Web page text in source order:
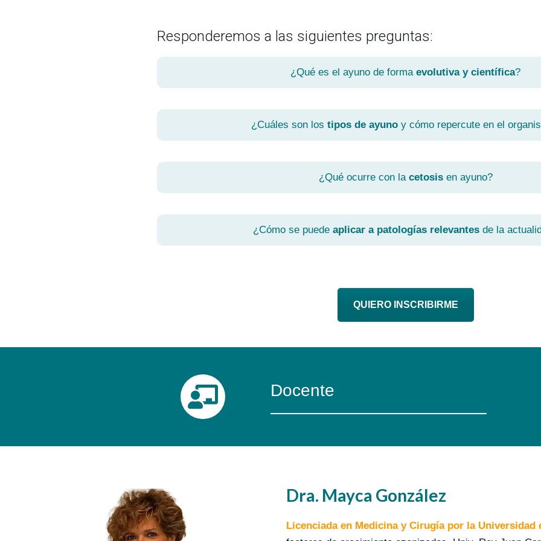
Responderemos a las siguientes preguntas:
¿Qué es el ayuno de formaevolutiva y científica?
¿Cuáles son los tipos de ayunoy cómo repercute en el
¿Qué ocurre con lacetosisen ayuno?
¿Cómo se puede aplicar a patologías relevantesde la
QUIERO INSCRIBIRME
Docente
Dra. Mayca González
Licenciada en Medicina y Cirugía por la Universidad